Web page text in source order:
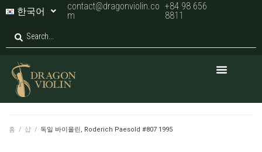
한국어
contact@dragonviolin.co
m
+84 98 656
8811
홈 / 샵 / 독일 바이올린, Roderich Paesold #807 1995